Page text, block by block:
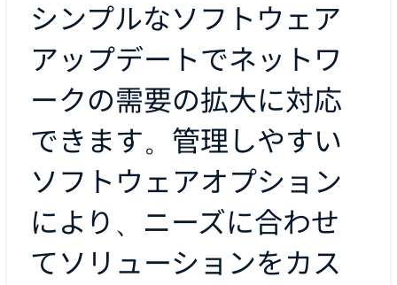
シンプルなソフトウェア
アップデートでネットワ
ークの需要の拡大に対応
できます。管理しやすい
ソフトウェアオプション
により、ニーズに合わせ
てソリューションをカス